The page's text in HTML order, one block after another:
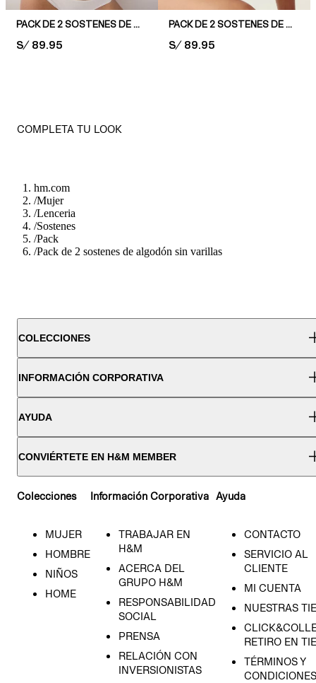
PACK DE 2 SOSTENES DE MICROFIBRA SIN VARILLAS
PRICE:
S/ 89.95
PACK DE 2 SOSTENES DE MICROFIBRA CON VARILLAS
PRICE:
S/ 89.95
COMPLETA TU LOOK
hm.com
/Mujer
/Lenceria
/Sostenes
/Pack
/Pack de 2 sostenes de algodón sin varillas
COLECCIONES
INFORMACIÓN CORPORATIVA
AYUDA
CONVIÉRTETE EN H&M MEMBER
Colecciones
MUJER
HOMBRE
NIÑOS
HOME
Información Corporativa
TRABAJAR EN
H&M
ACERCA DEL
GRUPO H&M
RESPONSABILIDAD
SOCIAL
PRENSA
RELACIÓN CON
INVERSIONISTAS
Ayuda
CONTACTO
SERVICIO AL
CLIENTE
MI CUENTA
NUESTRAS
RETIRO EN
TÉRMINOS Y
CONDICIONES